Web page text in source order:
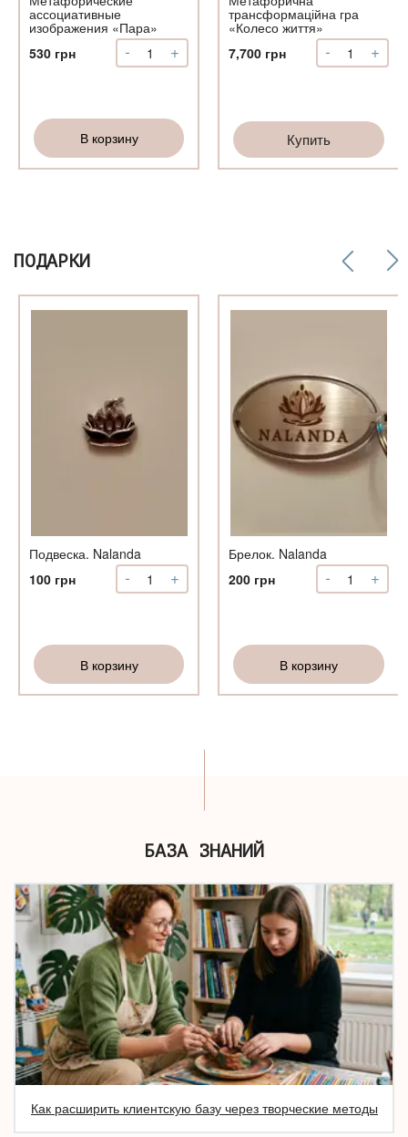
ассоциативные
изображения «Пара»
530 грн -
Количество
Метафорические
«Пара»
+
В корзину
трансформаційна гра
«Колесо життя»
7,700 грн -
Количество
«Колесо
+
Купить
ПОДАРКИ
Подвеска. Nalanda
100 грн -
Количество
Подвеска.
+
В корзину
Брелок. Nalanda
200 грн -
Количество
Брелок.
+
В корзину
БАЗА ЗНАНИЙ
Как расширить клиентскую базу через творческие методы